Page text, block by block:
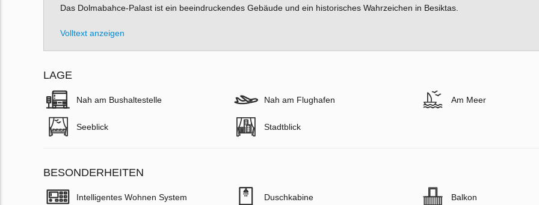
Das Dolmabahce-Palast ist ein beeindruckendes Gebäude und ein historisches Wahrzeichen in Besiktas.
Volltext anzeigen
LAGE
Nah am Bushaltestelle Nah am Flughafen Am Meer
Seeblick Stadtblick
BESONDERHEITEN
Intelligentes Wohnen System Duschkabine Balkon